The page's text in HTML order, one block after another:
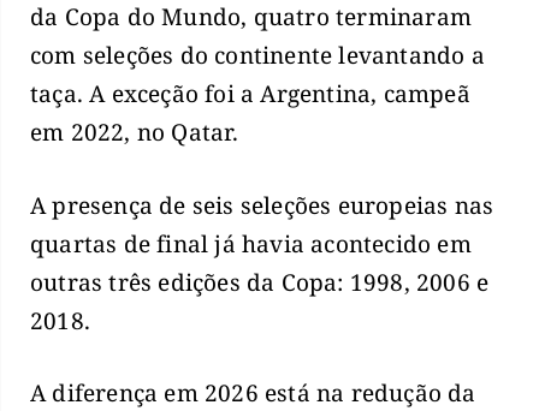
da Copa do Mundo, quatro terminaram
com seleções do continente levantando a
taça. A exceção foi a Argentina, campeã
em 2022, no Qatar.
A presença de seis seleções europeias nas
quartas de final já havia acontecido em
outras três edições da Copa: 1998, 2006 e
2018.
A diferença em 2026 está na redução da